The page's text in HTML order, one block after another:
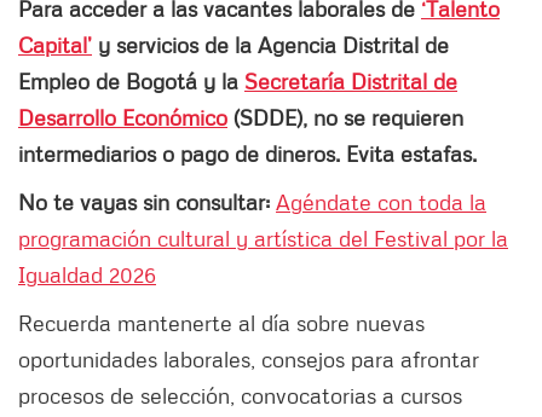
Para acceder a las vacantes laborales de ‘Talento
Capital’ y servicios de la Agencia Distrital de
Empleo de Bogotá y la Secretaría Distrital de
Desarrollo Económico (SDDE), no se requieren
intermediarios o pago de dineros. Evita estafas.
No te vayas sin consultar: Agéndate con toda la
programación cultural y artística del Festival por la
Igualdad 2026
Recuerda mantenerte al día sobre nuevas
oportunidades laborales, consejos para afrontar
procesos de selección, convocatorias a cursos